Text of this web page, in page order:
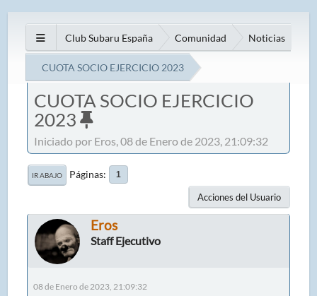
Club Subaru España Comunidad Noticias
CUOTA SOCIO EJERCICIO 2023
CUOTA SOCIO EJERCICIO
2023
Iniciado por Eros, 08 de Enero de 2023, 21:09:32
IR ABAJO Páginas 1
Acciones del Usuario
Eros
Staff Ejecutivo
08 de Enero de 2023, 21:09:32